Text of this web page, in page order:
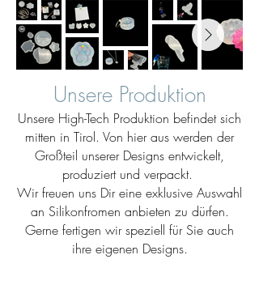
Unsere Produktion
Unsere High-Tech Produktion befindet sich
mitten in Tirol. Von hier aus werden der
Großteil unserer Designs entwickelt,
produziert und verpackt.
Wir freuen uns Dir eine exklusive Auswahl
an Silikonfromen anbieten zu dürfen.
Gerne fertigen wir speziell für Sie auch
ihre eigenen Designs.